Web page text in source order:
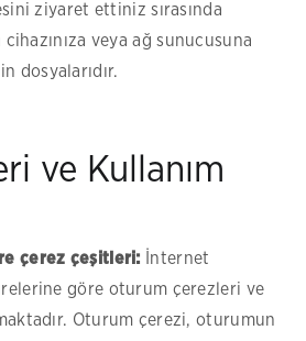
ziyaret ettiniz sırasında
cihazınıza veya ağ sunucusuna
dosyalarıdır.
ve Kullanım
çerez çeşitleri: İnternet
göre oturum çerezleri ve
Oturum çerezi, oturumun